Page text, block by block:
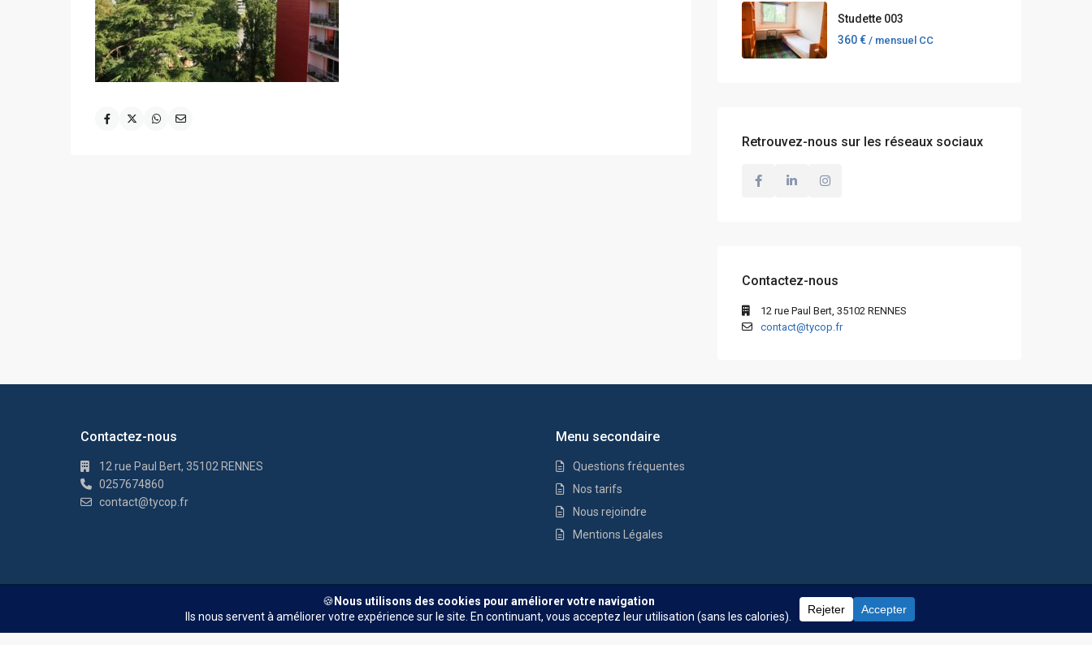
Studette 003
360 € / mensuel CC
Retrouvez-nous sur les réseaux sociaux
Contactez-nous
12 rue Paul Bert, 35102 RENNES
contact@tycop.fr
Contactez-nous
12 rue Paul Bert, 35102 RENNES
0257674860
contact@tycop.fr
Menu secondaire
Questions fréquentes
Nos tarifs
Nous rejoindre
Mentions Légales
Nos tarifsNous rejoindre